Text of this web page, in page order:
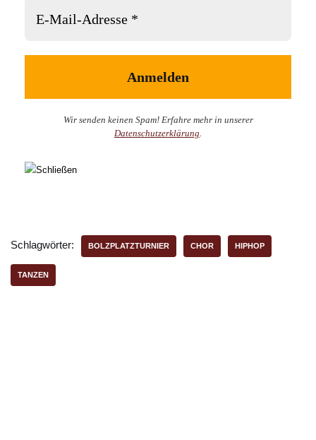
Wir senden keinen Spam! Erfahre mehr in unserer
Datenschutzerklärung.
Schlagwörter: BOLZPLATZTURNIER CHOR HIPHOP
TANZEN